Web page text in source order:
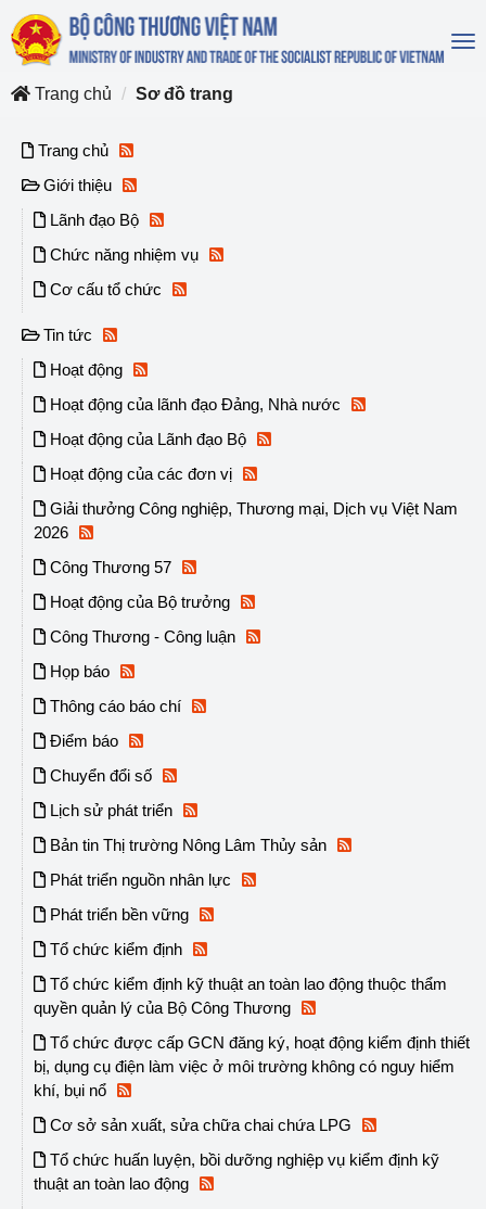
Trang chủ
Sơ đồ trang
Trang chủ
Giới thiệu
Lãnh đạo Bộ
Chức năng nhiệm vụ
Cơ cấu tổ chức
Tin tức
Hoạt động
Hoạt động của lãnh đạo Đảng, Nhà nước
Hoạt động của Lãnh đạo Bộ
Hoạt động của các đơn vị
Giải thưởng Công nghiệp, Thương mại, Dịch vụ Việt Nam
2026
Công Thương 57
Hoạt động của Bộ trưởng
Công Thương - Công luận
Họp báo
Thông cáo báo chí
Điểm báo
Chuyển đổi số
Lịch sử phát triển
Bản tin Thị trường Nông Lâm Thủy sản
Phát triển nguồn nhân lực
Phát triển bền vững
Tổ chức kiểm định
Tổ chức kiểm định kỹ thuật an toàn lao động thuộc thẩm
quyền quản lý của Bộ Công Thương
Tổ chức được cấp GCN đăng ký, hoạt động kiểm định thiết
bị, dụng cụ điện làm việc ở môi trường không có nguy hiểm
khí, bụi nổ
Cơ sở sản xuất, sửa chữa chai chứa LPG
Tổ chức huấn luyện, bồi dưỡng nghiệp vụ kiểm định kỹ
thuật an toàn lao động